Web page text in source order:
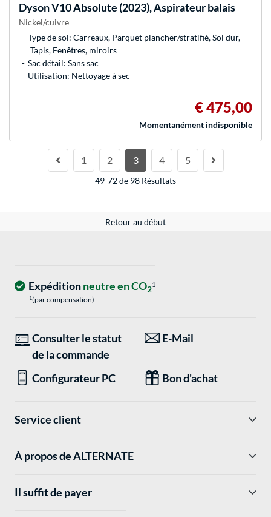
DysonV10 Absolute (2023), Aspirateur balais
Nickel/cuivre
Type de sol: Carreaux, Parquet plancher/stratifié, Sol dur,
Tapis, Fenêtres, miroirs
Sac détail: Sans sac
Utilisation: Nettoyage à sec
€ 475,00
Momentanément indisponible
1 2 3 4 5
49-72 de 98 Résultats
Retour au début
Expéditionneutre en CO21
1(par compensation)
Consulter le statut
de la commande
E-Mail
Configurateur PC Bon d'achat
Service client
À propos de ALTERNATE
Il suffit de payer